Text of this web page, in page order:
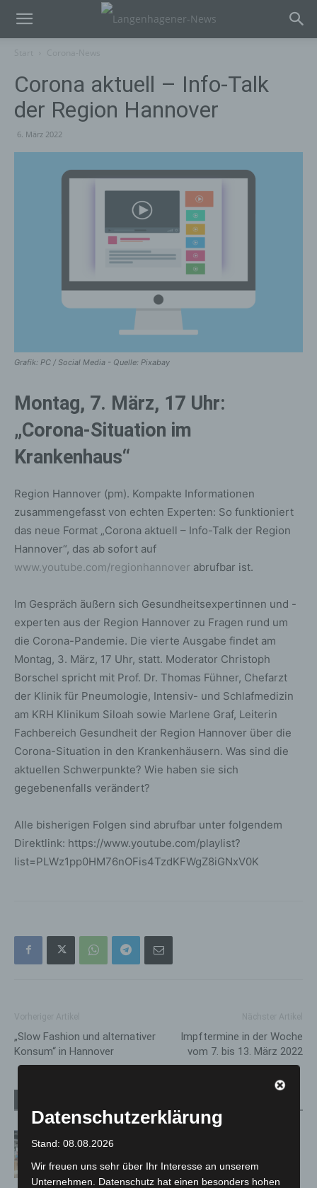
Corona aktuell – Info-Talk
der Region Hannover
6. März 2022
Grafik: PC / Social Media - Quelle: Pixabay
Montag, 7. März, 17 Uhr:
„Corona-Situation im
Krankenhaus“
Region Hannover (pm). Kompakte Informationen
zusammengefasst von echten Experten: So funktioniert
das neue Format „Corona aktuell – Info-Talk der Region
Hannover“, das ab sofort auf
www.youtube.com/regionhannover abrufbar ist.
Im Gespräch äußern sich Gesundheitsexpertinnen und -
experten aus der Region Hannover zu Fragen rund um
die Corona-Pandemie. Die vierte Ausgabe findet am
Montag, 3. März, 17 Uhr, statt. Moderator Christoph
Borschel spricht mit Prof. Dr. Thomas Fühner, Chefarzt
der Klinik für Pneumologie, Intensiv- und Schlafmedizin
am KRH Klinikum Siloah sowie Marlene Graf, Leiterin
Fachbereich Gesundheit der Region Hannover über die
Corona-Situation in den Krankenhäusern. Was sind die
aktuellen Schwerpunkte? Wie haben sie sich
gegebenenfalls verändert?
Alle bisherigen Folgen sind abrufbar unter folgendem
Direktlink: https://www.youtube.com/playlist?
list=PLWz1pp0HM76nOFis4TzdKFWgZ8iGNxV0K
„Slow Fashion und alternativer
Konsum“ in Hannover
Impftermine in der Woche
vom 7. bis 13. März 2022
Kunst trifft Weingenuss: Barbara-
Jacques’ Wein-Depot Isernhagen
Datenschutzerklärung
Stand: 08.08.2026
Wir freuen uns sehr über Ihr Interesse an unserem
Unternehmen. Datenschutz hat einen besonders hohen